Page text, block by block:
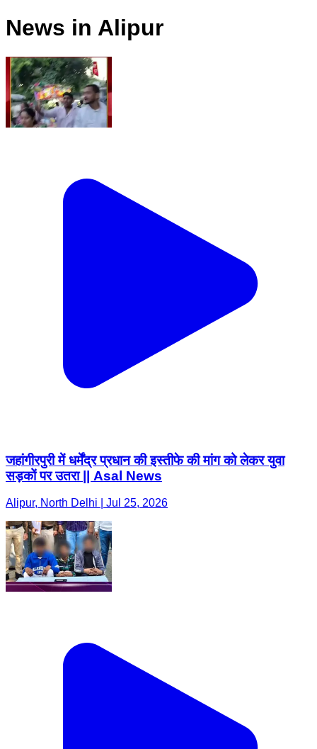
News in Alipur
जहांगीरपुरी में धर्मेंद्र प्रधान की इस्तीफे की मांग को लेकर युवा
सड़कों पर उतरा || Asal News
Alipur, North Delhi | Jul 25, 2026